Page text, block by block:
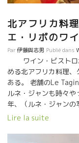
成は12〜15ヶ月間木
ヌ！びっくりするくら
Saint Joseph – Les
ウは足踏み法で押しつ
14-18日間のマセレ
め、一日に二回、ピ
古い樽（一部は新樽
100%シラーのこのワ
状態です。タンニンは
らくる野生の味わいも
しょう！まだ若いで
北アフリカ料
エ・リボのワ
Par伊藤與志男 Publié dans
ワイン・ビストロ
める北アフリカ料理
ある。 老舗のLe
ルネ・ジャンも時々や
年、（ルネ・ジャン
い。 普通、私はアフ
ンが飲めるのが嬉し
Lire la suite